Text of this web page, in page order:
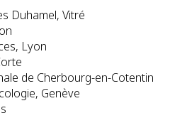
Duhamel, Vitré
Lyon
de Cherbourg-en-Cotentin
Genève